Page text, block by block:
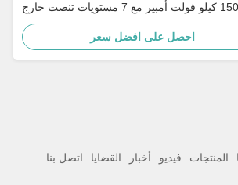
1500 كيلو فولت أمبير مع 7 مستويات تنصت خارج
وتكييف متعدد الجهد، وعازل بورسلين للتأريض
احصل على افضل سعر
المنتجات فيديو أخبار القضايا اتصل بنا